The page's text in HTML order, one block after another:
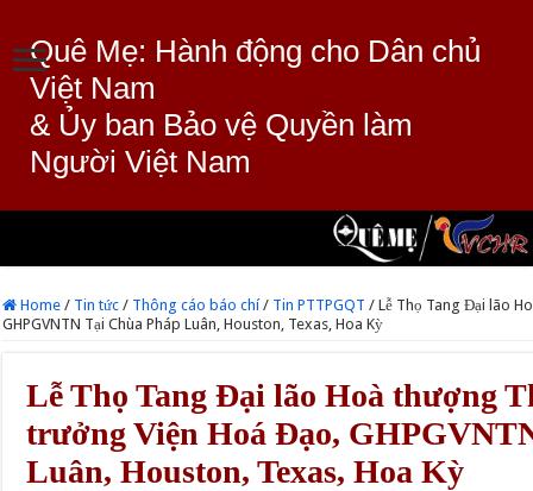
Quê Mẹ: Hành động cho Dân chủ
Việt Nam
& Ủy ban Bảo vệ Quyền làm
Người Việt Nam
Home / Tin tức / Thông cáo báo chí / Tin PTTPGQT / Lễ Thọ Tang Đại lão
GHPGVNTN Tại Chùa Pháp Luân, Houston, Texas, Hoa Kỳ
Lễ Thọ Tang Đại lão Hoà thượng
trưởng Viện Hoá Đạo,
Luân, Houston, Texas, Hoa Kỳ